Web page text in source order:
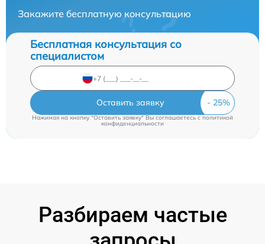
Закажите бесплатную консультацию
Бесплатная консультация со
специалистом
Оставить заявку
Нажимая на кнопку "Оставить заявку" Вы соглашаетесь c политикой
конфиденциальности
Разбираем частые